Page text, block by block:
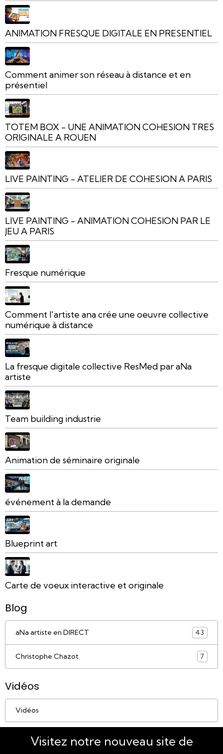
ANIMATION FRESQUE DIGITALE EN PRESENTIEL
Comment animer son réseau à distance et en
présentiel
TOTEM BOX - UNE ANIMATION COHESION TRES
ORIGINALE A ROUEN
LIVE PAINTING - ATELIER DE COHESION A PARIS
LIVE PAINTING - ANIMATION COHESION PAR LE
JEU A PARIS
Fresque numérique
Comment l'artiste ana crée une oeuvre collective
numérique à distance
La fresque digitale collective ResMed par aNa
artiste
Team building industrie
Animation de séminaire originale
événement à la demande
Blueprint art
Carte de voeux interactive et originale
Blog
aNa artiste en DIRECT 43
Christophe Chazot 7
Vidéos
Vidéos
Visitez notre nouveau site de